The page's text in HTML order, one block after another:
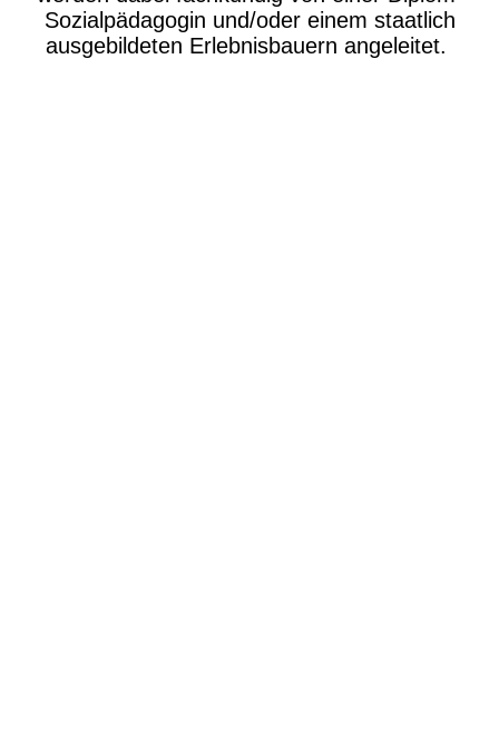
Sozialpädagogin und/oder einem staatlich
ausgebildeten Erlebnisbauern angeleitet.